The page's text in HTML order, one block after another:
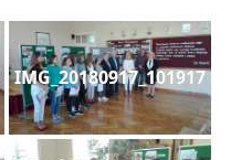
IMG_20180917_101917